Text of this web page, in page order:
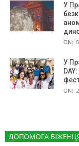
У
ON:
У
ON:
ДОПОМОГА